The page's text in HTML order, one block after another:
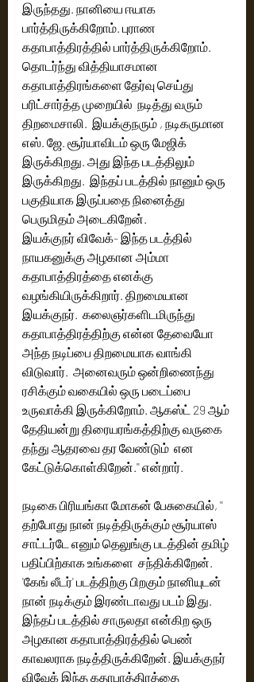
இருந்தது. நானியை ஈயாக
பார்த்திருக்கிறோம். புராண
கதாபாத்திரத்தில் பார்த்திருக்கிறோம்.
தொடர்ந்து வித்தியாசமான
கதாபாத்திரங்களை தேர்வு செய்து
பரிட்சார்த்த முறையில்  நடித்து வரும்
திறமைசாலி.‌  இயக்குநரும் , நடிகருமான
எஸ். ஜே. சூர்யாவிடம் ஒரு மேஜிக்
இருக்கிறது.‌ அது இந்த படத்திலும்
இருக்கிறது.  இந்தப் படத்தில் நானும் ஒரு
பகுதியாக இருப்பதை நினைத்து
பெருமிதம் அடைகிறேன்.
இயக்குநர் விவேக்- இந்த படத்தில்
நாயகனுக்கு அழகான அம்மா
கதாபாத்திரத்தை எனக்கு
வழங்கியிருக்கிறார்.‌ திறமையான
இயக்குநர்.  கலைஞர்களிடமிருந்து
கதாபாத்திரத்திற்கு என்ன தேவையோ
அந்த நடிப்பை திறமையாக வாங்கி
விடுவார்.  அனைவரும் ஒன்றிணைந்து
ரசிக்கும் வகையில் ஒரு படைப்பை
உருவாக்கி இருக்கிறோம். ஆகஸ்ட் 29 ஆம்
தேதியன்று திரையரங்கத்திற்கு வருகை
தந்து ஆதரவை தர வேண்டும்  என
கேட்டுக்கொள்கிறேன்.'' என்றார்.
நடிகை பிரியங்கா மோகன் பேசுகையில், ''
தற்போது நான் நடித்திருக்கும் சூர்யாஸ்
சாட்டர்டே எனும் தெலுங்கு படத்தின் தமிழ்
பதிப்பிற்காக உங்களை  சந்திக்கிறேன்.
'கேங் லீடர்' படத்திற்கு பிறகும் நானியுடன்
நான் நடிக்கும் இரண்டாவது படம் இது.
இந்தப் படத்தில் சாருலதா என்கிற ஒரு
அழகான கதாபாத்திரத்தில் பெண்
காவலராக நடித்திருக்கிறேன். இயக்குநர்
விவேக் இந்த கதாபாத்திரத்தை